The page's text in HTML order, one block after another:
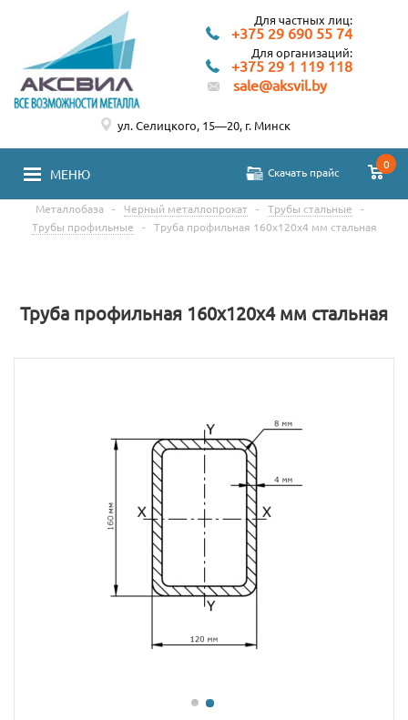
Для частных лиц:
+375 29 690 55 74
Для организаций:
+375 29 1 119 118
sale@aksvil.by
МЕНЮ Скачать прайс
0
ул. Селицкого, 15—20, г. Минск
Металлобаза - Черный металлопрокат - Трубы стальные
-
Трубы профильные
- Труба профильная 160х120х4 мм стальная
Труба профильная 160х120х4 мм стальная